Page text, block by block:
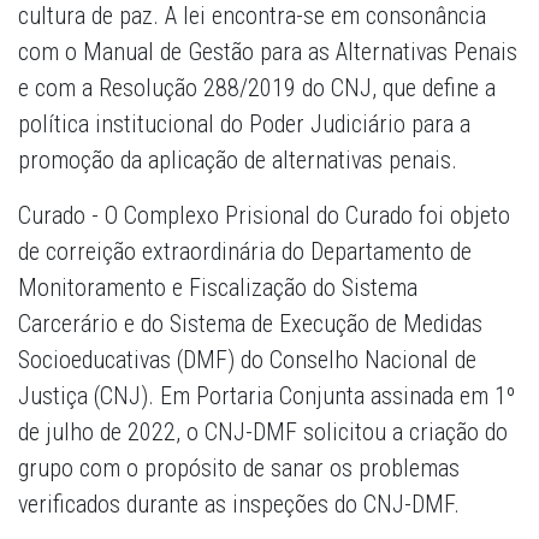
cultura de paz. A lei encontra-se em consonância
com o Manual de Gestão para as Alternativas Penais
e com a Resolução 288/2019 do CNJ, que define a
política institucional do Poder Judiciário para a
promoção da aplicação de alternativas penais.
Curado - O Complexo Prisional do Curado foi objeto
de correição extraordinária do Departamento de
Monitoramento e Fiscalização do Sistema
Carcerário e do Sistema de Execução de Medidas
Socioeducativas (DMF) do Conselho Nacional de
Justiça (CNJ). Em Portaria Conjunta assinada em 1º
de julho de 2022, o CNJ-DMF solicitou a criação do
grupo com o propósito de sanar os problemas
verificados durante as inspeções do CNJ-DMF.